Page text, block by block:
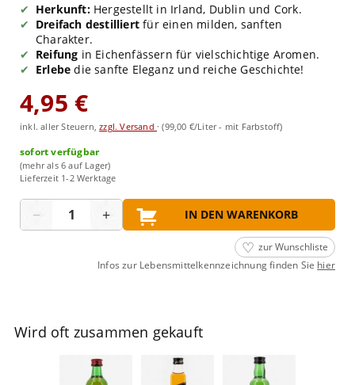
Herkunft:Hergestellt in Irland, Dublin und Cork.
Dreifach destilliert für einen milden, sanften
Charakter.
Reifung in Eichenfässern für vielschichtige Aromen.
Erlebe die sanfte Eleganz und reiche Geschichte!
4,95 €
inkl. aller Steuern,zzgl. Versand ·(99,00 €/Liter - mit Farbstoff)
sofort verfügbar
(mehr als 6 auf Lager)
Lieferzeit 1-2 Werktage
− + IN DEN WARENKORB
zur Wunschliste
Infos zur Lebensmittelkennzeichnung finden Sie hier
Wird oft zusammen gekauft